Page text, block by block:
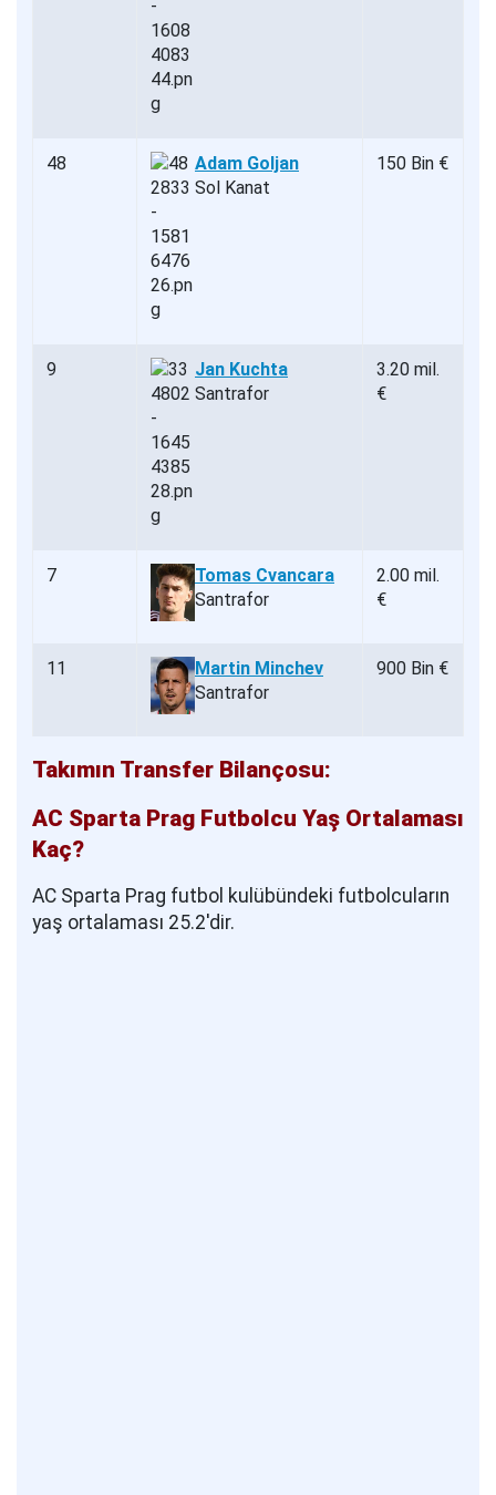
48
Adam Goljan
Sol Kanat
150 Bin €
9
Jan Kuchta
Santrafor
3.20 mil.
€
7
Tomas Cvancara
Santrafor
2.00 mil.
€
11
Martin Minchev
Santrafor
900 Bin €
Takımın Transfer Bilançosu:
AC Sparta Prag Futbolcu Yaş Ortalaması
Kaç?
AC Sparta Prag futbol kulübündeki futbolcuların
yaş ortalaması 25.2'dir.